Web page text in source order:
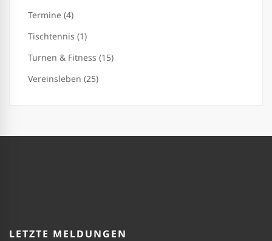
Termine (4)
Tischtennis (1)
Turnen & Fitness (15)
Vereinsleben (25)
LETZTE MELDUNGEN